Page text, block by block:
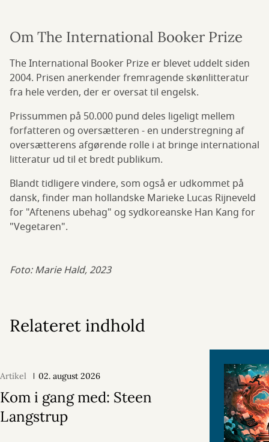
Om The International Booker Prize
The International Booker Prize er blevet uddelt siden
2004. Prisen anerkender fremragende skønlitteratur
fra hele verden, der er oversat til engelsk.
Prissummen på 50.000 pund deles ligeligt mellem
forfatteren og oversætteren - en understregning af
oversætterens afgørende rolle i at bringe international
litteratur ud til et bredt publikum.
Blandt tidligere vindere, som også er udkommet på
dansk, finder man hollandske Marieke Lucas Rijneveld
for "Aftenens ubehag" og sydkoreanske Han Kang for
"Vegetaren".
Foto: Marie Hald, 2023
Relateret indhold
Artikel 02. august 2026
Kom i gang med: Steen
Langstrup